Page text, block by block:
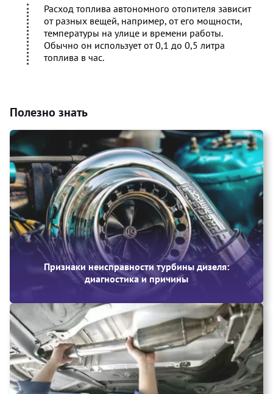
Расход топлива автономного отопителя зависит
от разных вещей, например, от его мощности,
температуры на улице и времени работы.
Обычно он использует от 0,1 до 0,5 литра
топлива в час.
Полезно знать
Признаки неисправности турбины дизеля:
диагностика и причины